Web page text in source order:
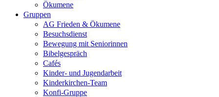
Ökumene
Gruppen
AG Frieden & Ökumene
Besuchsdienst
Bewegung mit Seniorinnen
Bibelgespräch
Cafés
Kinder- und Jugendarbeit
Kinderkirchen-Team
Konfi-Gruppe